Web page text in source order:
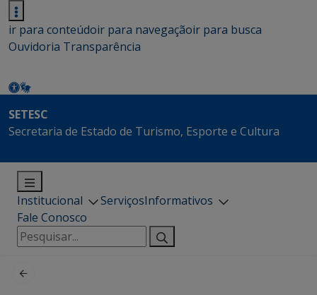
ir para conteúdoir para navegaçãoir para busca
Ouvidoria Transparência
SETESC
Secretaria de Estado de Turismo, Esporte e Cultura
Institucional ServiçosInformativos
Fale Conosco
Pesquisar
por: